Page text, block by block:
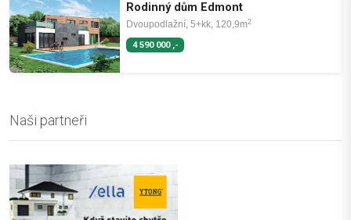
Rodinný dům Edmont
Dvoupodlažní, 5+kk, 120,9m2
4 590 000 ,-
Naši partneři